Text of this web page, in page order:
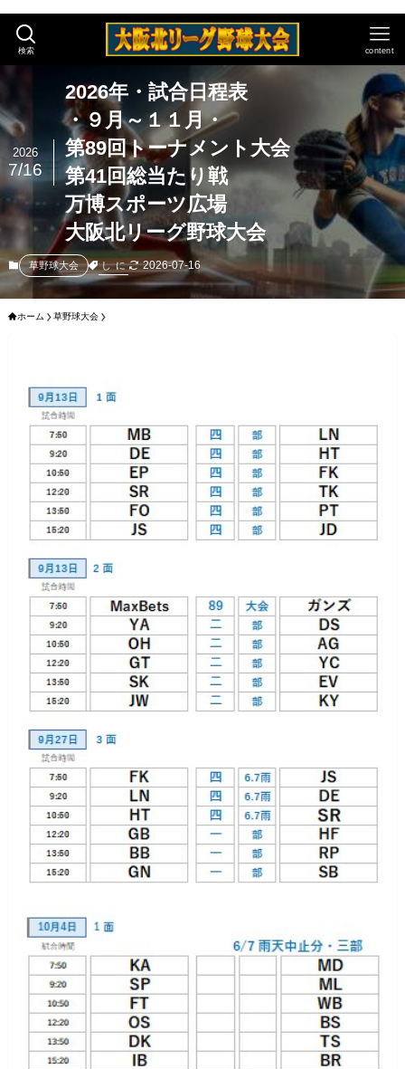
検索 content
2026年・試合日程表
・９月～１１月・
第89回トーナメント大会
第41回総当たり戦
万博スポーツ広場
大阪北リーグ野球大会
2026
7/16
草野球大会 し に 2026-07-16
ホーム 草野球大会